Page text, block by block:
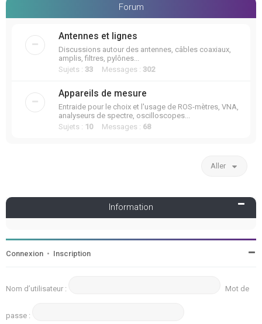
Forum
Antennes et lignes
Discussions autour des antennes, câbles coaxiaux,
amplis, filtres, pylônes...
Sujets : 33 Messages : 302
Appareils de mesure
Entraide pour le choix et l'usage de ROS-mètres, VNA,
analyseurs de spectre, oscilloscopes...
Sujets : 10Messages : 68
Aller
Information
Connexion • Inscription
Nom d’utilisateur : Mot de
passe :